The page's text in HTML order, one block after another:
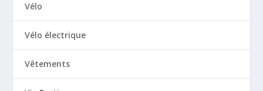
Vélo
Vélo électrique
Vêtements